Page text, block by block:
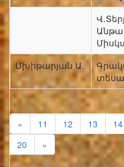
Մխիթարյան Ա.
« 11 12 13 14
20
»